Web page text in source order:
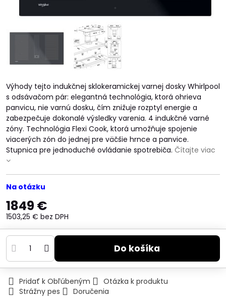
Výhody tejto indukčnej sklokeramickej varnej dosky Whirlpool
s odsávačom pár: elegantná technológia, ktorá ohrieva
panvicu, nie varnú dosku, čím znižuje rozptyl energie a
zabezpečuje dokonalé výsledky varenia. 4 indukčné varné
zóny. Technológia Flexi Cook, ktorá umožňuje spojenie
viacerých zón do jednej pre väčšie hrnce a panvice.
Stupnica pre jednoduché ovládanie spotrebiča. Čítajte viac
Na otázku
1849 €
1503,25 € bez DPH
Do košíka
Pridať k Obľúbeným
Otázka k produktu
Strážny pes
Doručenia